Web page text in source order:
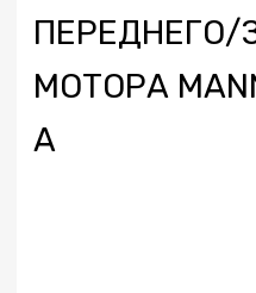
ПЕРЕДНЕГО/
МОТОРА
A